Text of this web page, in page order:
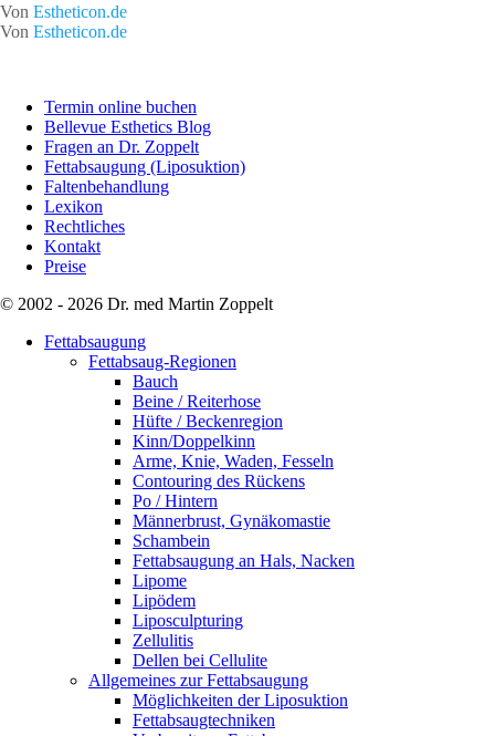
Von Estheticon.de
Von Estheticon.de
Termin online buchen
Bellevue Esthetics Blog
Fragen an Dr. Zoppelt
Fettabsaugung (Liposuktion)
Faltenbehandlung
Lexikon
Rechtliches
Kontakt
Preise
© 2002 - 2026 Dr. med Martin Zoppelt
Fettabsaugung
Fettabsaug-Regionen
Bauch
Beine / Reiterhose
Hüfte / Beckenregion
Kinn/Doppelkinn
Arme, Knie, Waden, Fesseln
Contouring des Rückens
Po / Hintern
Männerbrust, Gynäkomastie
Schambein
Fettabsaugung an Hals, Nacken
Lipome
Lipödem
Liposculpturing
Zellulitis
Dellen bei Cellulite
Allgemeines zur Fettabsaugung
Möglichkeiten der Liposuktion
Fettabsaugtechniken